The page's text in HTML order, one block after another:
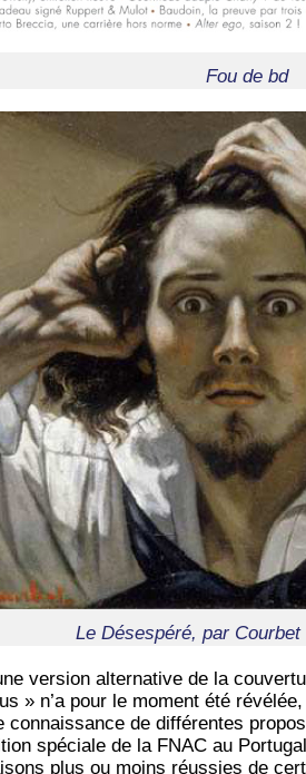
Fou de bd
Le Désespéré, par
version alternative de la
» n’a pour le moment été
connaissance de différentes
spéciale de la FNAC au
plus ou moins réussies de